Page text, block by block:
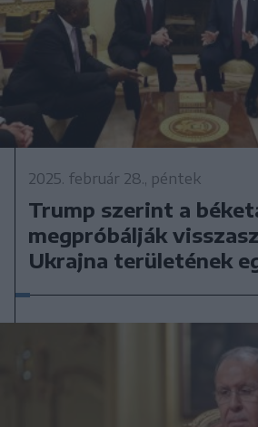
2025. február 28., péntek
Trump szerint a
megpróbálják
Ukrajna területének